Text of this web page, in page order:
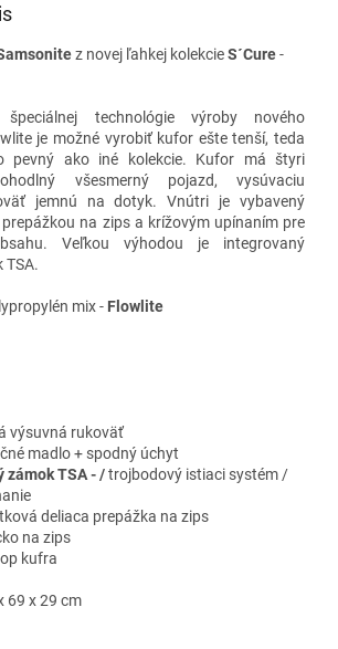
z novej ľahkej kolekcieS´Cure-
technológie výroby nového
je možné vyrobiť kufor ešte tenší, teda
pevný ako iné kolekcie. Kufor má štyri
všesmerný pojazd, vysúvaciu
jemnú na dotyk. Vnútri je vybavený
na zips a krížovým upínaním pre
Veľkou výhodou je integrovaný
TSA.
mix - Flowlite
výsuvná rukoväť
madlo + spodný úchyt
zámok TSA - /trojbodový istiaci systém /
deliaca prepážka na zips
na zips
kufra
69 x 29 cm